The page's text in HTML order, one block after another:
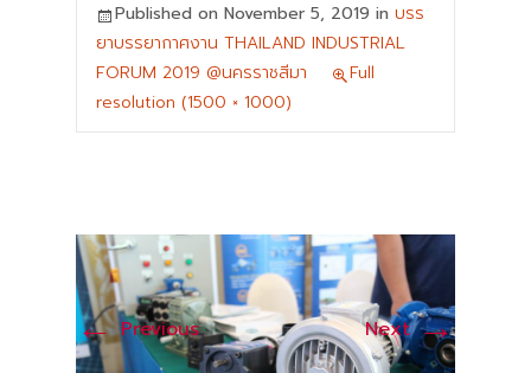
Published on November 5, 2019 in บรร
ยาบรรยากาศงาน THAILAND INDUSTRIAL
FORUM 2019 @นครราชสีมา
Full
resolution (1500 × 1000)
←Previous Next→